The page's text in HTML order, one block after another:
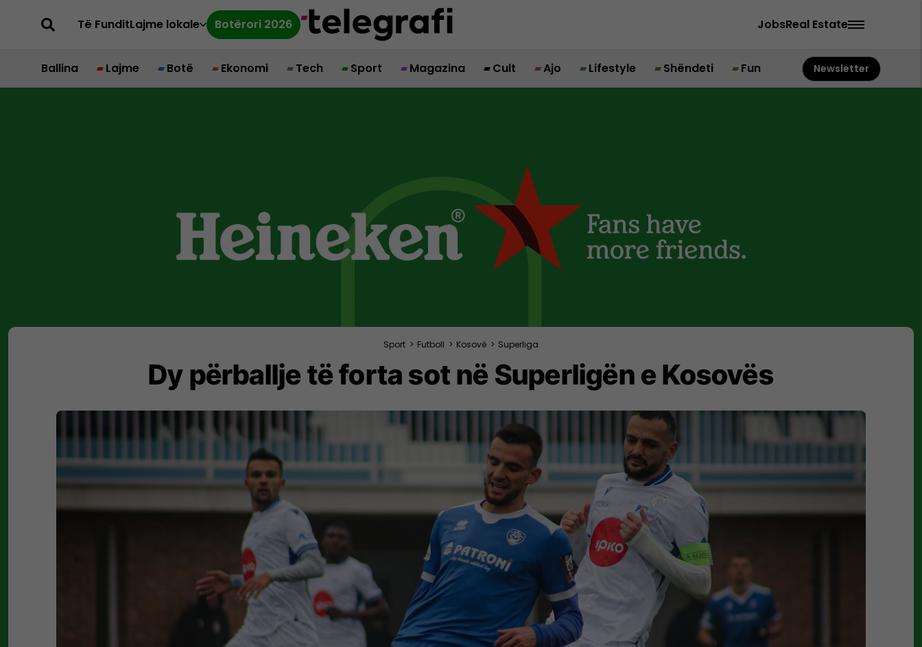
Të FunditLajme lokale Botërori 2026 JobsReal Estate
Ballina Lajme Botë Ekonomi Tech Sport Magazina Cult Ajo Lifestyle Shëndeti Fun Newsletter
Sport > Futboll > Kosovë > Superliga
Dy përballje të forta sot në Superligën e Kosovës